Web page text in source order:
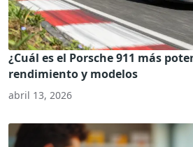
¿Cuál es el Porsche 911 más
rendimiento y modelos
abril 13, 2026